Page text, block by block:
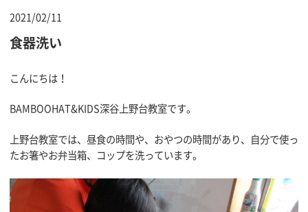
2021/02/11
食器洗い
こんにちは！
BAMBOOHAT&KIDS深谷上野台教室です。
上野台教室では、昼食の時間や、おやつの時間があり、自分で使っ
たお箸やお弁当箱、コップを洗っています。